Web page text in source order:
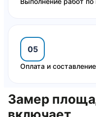
05
Оплата и
Замер